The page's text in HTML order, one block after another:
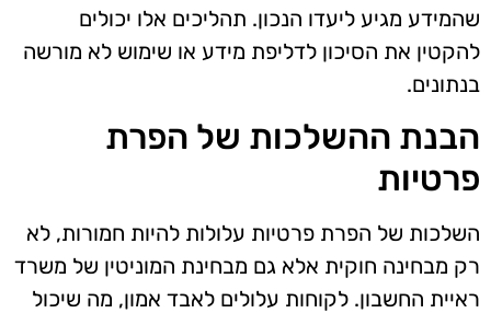
שהמידע מגיע ליעדו הנכון. תהליכים אלו יכולים
להקטין את הסיכון לדליפת מידע או שימוש לא מורשה
בנתונים.
הבנת ההשלכות של הפרת
פרטיות
השלכות של הפרת פרטיות עלולות להיות חמורות, לא
רק מבחינה חוקית אלא גם מבחינת המוניטין של משרד
ראיית החשבון. לקוחות עלולים לאבד אמון, מה שיכול